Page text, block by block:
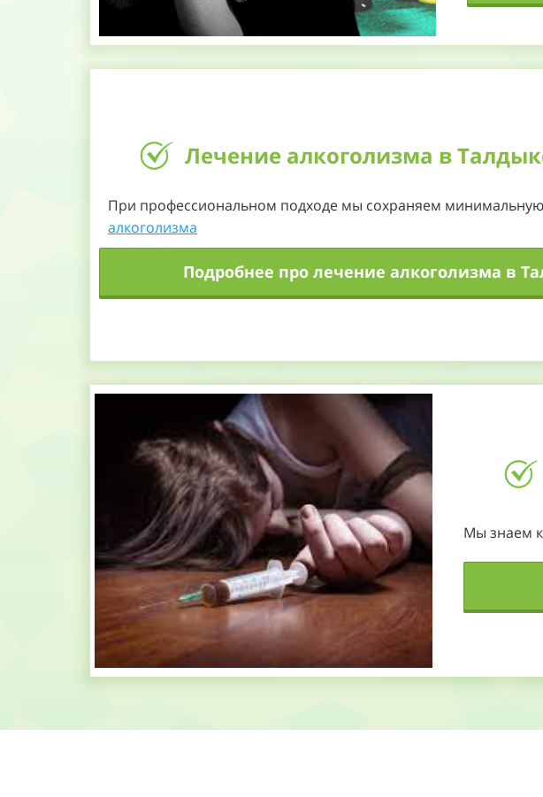
Лечение алкоголизма в
При профессиональном подходе мы сохраняем минимальную
алкоголизма
Подробнее про лечение алкоголизма в
Мы знаем